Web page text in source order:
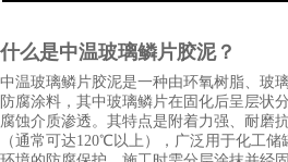
什么是中温玻璃鳞片胶泥？
中温玻璃鳞片胶泥是一种由环氧树脂、玻
防腐涂料，其中玻璃鳞片在固化后呈层状
腐蚀介质渗透。其特点是附着力强、耐磨
（通常可达120℃以上），广泛用于化工